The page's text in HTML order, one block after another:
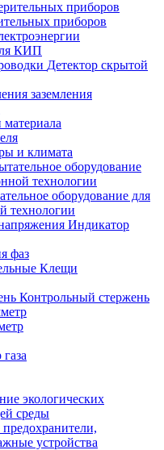
приборов
КИП
Детектор скрытой
заземления
и климата
оборудование для
технологии
Индикатор
фаз
Клещи
Контрольный стержень
экологических
среды
устройства